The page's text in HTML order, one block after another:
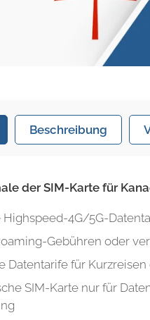
Beschreibung
der SIM-Karte für
Highspeed-4G/5G-
Gebühren oder
Datentarife für
SIM-Karte nur für